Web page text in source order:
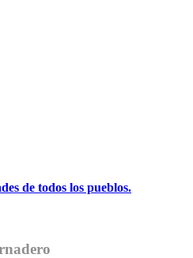
de todos los pueblos.